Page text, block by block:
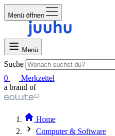
Menü öffnen
Menü
Suche
0
Merkzettel
a brand of
Home
Computer & Software